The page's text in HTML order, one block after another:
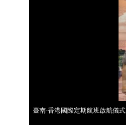
臺南-香港國際定期航班啟航儀式
臺南-香港國際定期航班啟航儀式